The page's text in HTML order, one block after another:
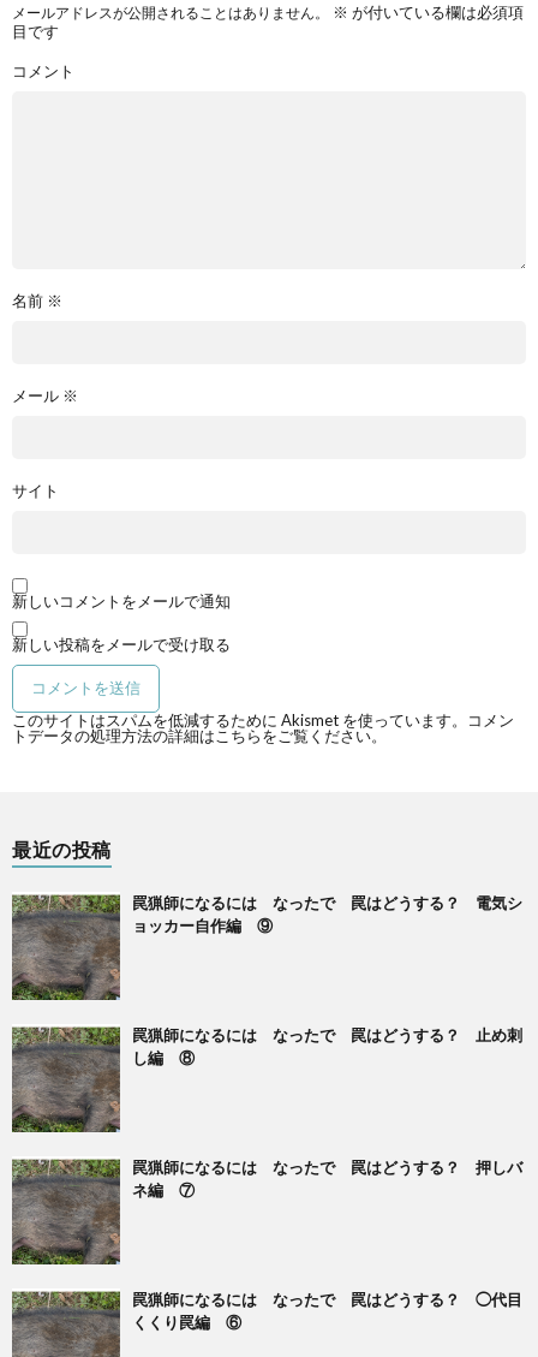
メールアドレスが公開されることはありません。 ※ が付いている欄は必須項
目です
コメント
名前 ※
メール ※
サイト
新しいコメントをメールで通知
新しい投稿をメールで受け取る
このサイトはスパムを低減するために Akismet を使っています。
コメン
トデータの処理方法の詳細はこちらをご覧ください。
最近の投稿
罠猟師になるには なったで 罠はどうする？ 電気シ
ョッカー自作編 ⑨
罠猟師になるには なったで 罠はどうする？ 止め刺
し編 ⑧
罠猟師になるには なったで 罠はどうする？ 押しバ
ネ編 ⑦
罠猟師になるには なったで 罠はどうする？ ◯代目
くくり罠編 ⑥